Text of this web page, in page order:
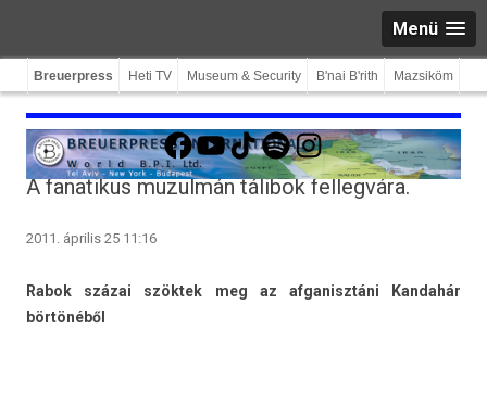
Menü
Breuerpress Heti TV Museum & Security B'nai B'rith Mazsiköm
Facebook
YouTube
TikTokSpotifyInstagram
A fanatikus muzulmán tálibok fellegvára.
2011. április 25 11:16
Rabok százai szöktek meg az af­ganisztáni Kan­dahár
börtönéből